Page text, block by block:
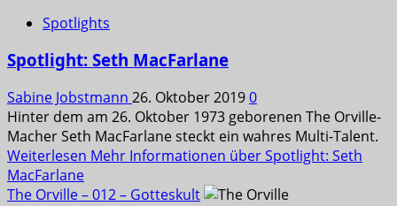
Spotlights
Spotlight: Seth MacFarlane
Sabine Jobstmann 26. Oktober 20190
Hinter dem am 26. Oktober 1973 geborenen The Orville-
Macher Seth MacFarlane steckt ein wahres Multi-Talent.
Weiterlesen Mehr Informationen über Spotlight: Seth
MacFarlane
The Orville – 012 – Gotteskult